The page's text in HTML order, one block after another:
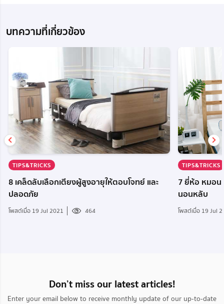
บทความที่เกี่ยวข้อง
TIPS&TRICKS
8 เคล็ดลับเลือกเตียงผู้สูงอายุให้ตอบโจทย์ และ
ปลอดภัย
โพสต์เมื่อ 19 Jul 2021 464
TIPS&TRICKS
7 ยี่ห้อ หมอน
นอนหลับ
โพสต์เมื่อ 19 Jul
Don’t miss our latest articles!
Enter your email below to receive monthly update of our up-to-date